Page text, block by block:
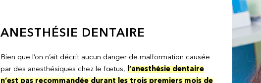
ANESTHÉSIE DENTAIRE
Bien que l’on n’ait décrit aucun danger de malformation causée
par des anesthésiques chez le fœtus, l’anesthésie dentaire
n’est pas recommandée durant les trois premiers mois de